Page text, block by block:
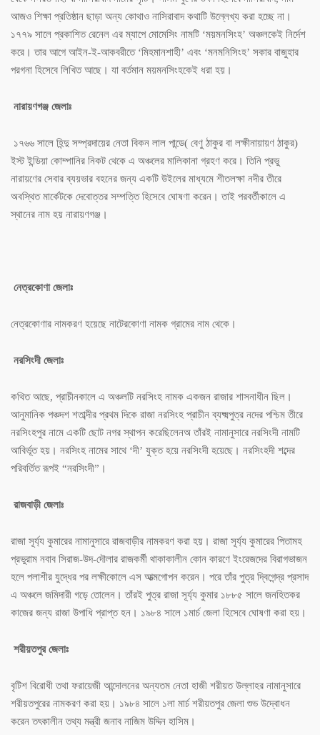
আজও শিক্ষা প্রতিষ্ঠান ছাড়া অন্য কোথাও নাসিরাবাদ কথাটি উল্লেখ্য করা হচ্ছে না।
১৭৭৯ সালে প্রকাশিত রেনেল এর ম্যাপে মোমেসিং নামটি ‘ময়মনসিংহ’ অঞ্চলকেই নির্দেশ
করে। তার আগে আইন-ই-আকবরীতে ‘মিহমানশাহী’ এবং ‘মনমনিসিংহ’ সকার বাজুহার
পরগনা হিসেবে লিখিত আছে। যা বর্তমান ময়মনসিংহকেই ধরা হয়।
নারায়ণগঞ্জ জেলাঃ
১৭৬৬ সালে হিন্দু সম্প্রদায়ের নেতা বিকন লাল পান্ডে( বেণু ঠাকুর বা লক্ষীনায়ায়ণ ঠাকুর)
ইস্ট ইন্ডিয়া কোম্পানির নিকট থেকে এ অঞ্চলের মালিকানা গ্রহণ করে। তিনি প্রভু
নারায়ণের সেবার ব্যয়ভার বহনের জন্য একটি উইলের মাধ্যমে শীতলক্ষা নদীর তীরে
অবস্থিত মার্কেটকে দেবোত্তর সম্পত্তি হিসেবে ঘোষণা করেন। তাই পরবর্তীকালে এ
স্থানের নাম হয় নারায়ণগঞ্জ।
নেত্রকোণা জেলাঃ
নেত্রকোণার নামকরণ হয়েছে নাটেরকোণা নামক গ্রামের নাম থেকে।
নরসিংদী জেলাঃ
কথিত আছে, প্রাচীনকালে এ অঞ্চলটি নরসিংহ নামক একজন রাজার শাসনাধীন ছিল।
আনুমানিক পঞ্চদশ শতাব্দীর প্রথম দিকে রাজা নরসিংহ প্রাচীন ব্যক্ষ্মপুত্র নদের পশ্চিম তীরে
নরসিংহপুর নামে একটি ছোট নগর স্থাপন করেছিলেনঅ তাঁরই নামানুসারে নরসিংদী নামটি
আবির্ভূত হয়। নরসিংহ নামের সাথে ‘দী’ যুক্ত হয়ে নরসিংদী হয়েছে। নরসিংহদী শব্দের
পরিবর্তিত রূপই “নরসিংদী”।
রাজবাড়ী জেলাঃ
রাজা সূর্য্য কুমারের নামানুসারে রাজবাড়ীর নামকরণ করা হয়। রাজা সূর্য্য কুমারের পিতামহ
প্রভুরাম নবাব সিরাজ-উদ-দৌলার রাজকর্মী থাকাকালীন কোন কারণে ইংরেজদের বিরাগভাজন
হলে পলাশীর যুদ্ধের পর লক্ষীকোলে এস আত্মগোপন করেন। পরে তাঁর পুত্র দ্বিগেন্দ্র প্রসাদ
এ অঞ্চলে জমিদারী গড়ে তোলেন। তাঁরই পুত্র রাজা সূর্য্য কুমার ১৮৮৫ সালে জনহিতকর
কাজের জন্য রাজা উপাধি প্রাপ্ত হন। ১৯৮৪ সালে ১মার্চ জেলা হিসেবে ঘোষণা করা হয়।
শরীয়তপুর জেলাঃ
বৃটিশ বিরোধী তথা ফরায়েজী আন্দোলনের অন্যতম নেতা হাজী শরীয়ত উল্লাহর নামানুসারে
শরীয়তপুরের নামকরণ করা হয়। ১৯৮৪ সালে ১লা মার্চ শরীয়তপুর জেলা শুভ উদ্বোধন
করেন তৎকালীন তথ্য মন্ত্রী জনাব নাজিম উদ্দিন হাসিম।